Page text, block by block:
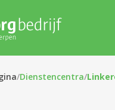
/Dienstencentra/